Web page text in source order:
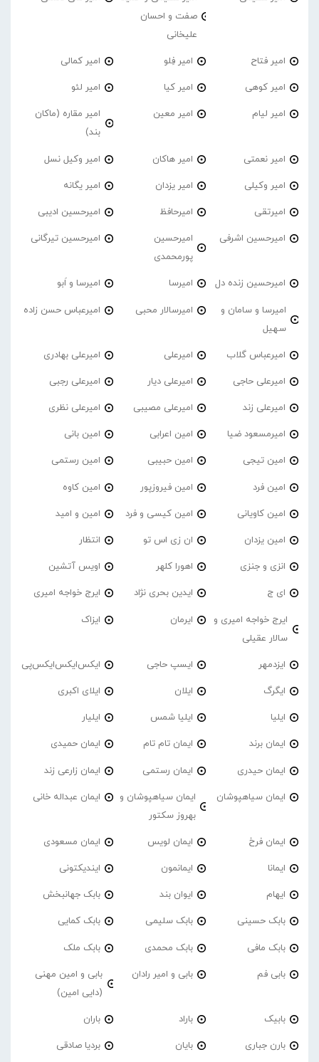
صفت و احسان
علیخانی
امیر فتاح امیر فِلو امیر کمالی
امیر کوهی امیر کیا امیر لئو
امیر لیام امیر معین
امیر مقاره (ماکان
بند)
امیر نعمتی امیر هاکان امیر وکیل نسل
امیر وکیلی امیر یزدان امیر یگانه
امیرتقی امیرحافظ امیرحسین ادیبی
امیرحسین اشرفی
امیرحسین
پورمحمدی
امیرحسین تیرگانی
امیرحسین زنده دل امیرسا امیرسا و اَبو
امیرسا و سامان و
سهیل
امیرسالار محبی امیرعباس حسن زاده
امیرعباس گلاب امیرعلی امیرعلی بهادری
امیرعلی حاجی امیرعلی دیار امیرعلی رجبی
امیرعلی زند امیرعلی مصیبی امیرعلی نظری
امیرمسعود ضیا امین اعرابی امین بانی
امین تیجی امین حبیبی امین رستمی
امین فرد امین فیروزپور امین کاوه
امین کاویانی امین کیسی و فرد امین و امید
امین یزدان ان زی اس تو انتظار
انزی و جنزی اهورا کلهر اویس آتشین
ای ج ایدین بحری نژاد ایرج خواجه امیری
ایرج خواجه امیری و
سالار عقیلی
ایرمان ایزاک
ایزدمهر ایسپ حاجی ایکس‌ایکس‌ایکس‌پی
ایگرگ ایلان ایلای اکبری
ایلیا ایلیا شمس ایلیار
ایمان برند ایمان تام تام ایمان حمیدی
ایمان حیدری ایمان رستمی ایمان زارعی زند
ایمان سیاهپوشان
ایمان سیاهپوشان و
بهروز سکتور
ایمان عبداله خانی
ایمان فرخ ایمان لویس ایمان مسعودی
ایمانا ایمانمون ایندیکتونی
ایهام ایوان بند بابک جهانبخش
بابک حسینی بابک سلیمی بابک کمایی
بابک مافی بابک محمدی بابک ملک
بابی فم بابی و امیر رادان
بابی و امین مهنی
(دایی امین)
بابیک باراد باران
بارن جباری بایان بردیا صادقی